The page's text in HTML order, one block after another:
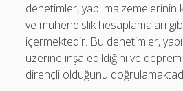
denetimler, yapı malzemelerinin
ve mühendislik hesaplamaları
içermektedir. Bu denetimler,
üzerine inşa edildiğini ve deprem
dirençli olduğunu